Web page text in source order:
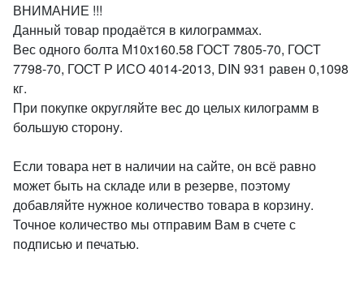
ВНИМАНИЕ !!!
Данный товар продаётся в килограммах.
Вес одного болта М10х160.58 ГОСТ 7805-70, ГОСТ
7798-70, ГОСТ Р ИСО 4014-2013, DIN 931 равен 0,1098
кг.
При покупке округляйте вес до целых килограмм в
большую сторону.
Если товара нет в наличии на сайте, он всё равно
может быть на складе или в резерве, поэтому
добавляйте нужное количество товара в корзину.
Точное количество мы отправим Вам в счете с
подписью и печатью.